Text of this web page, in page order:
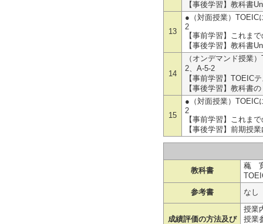
【事後学習】教科書
13
●（対面授業）TOEIC
2
【事前学習】これま
【事後学習】教科書
14
（オンデマンド授業
2、A-5-2
【事前学習】TOEIC
【事後学習】教科書
15
●（対面授業）TOEIC
2
【事前学習】これま
【事後学習】前期授
教科書
蘒
参考書
なし
成績評価の方法及び
授業
授業